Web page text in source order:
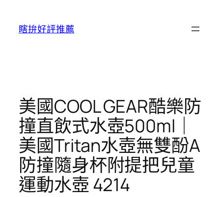
瞎拚好評推薦
美國COOL GEAR酷樂防
撞直飲式水壺500ml｜
美國Tritan水壺無雙酚A
防撞隨身杯附提把兒童
運動水壺 4214